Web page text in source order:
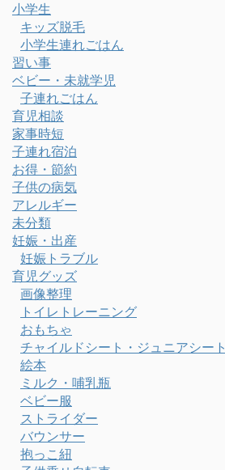
小学生
キッズ脱毛
小学生連れごはん
習い事
ベビー・未就学児
子連れごはん
育児相談
家事時短
子連れ宿泊
お得・節約
子供の病気
アレルギー
未分類
妊娠・出産
妊娠トラブル
育児グッズ
画像整理
トイレトレーニング
おもちゃ
チャイルドシート・ジュニアシート
絵本
ミルク・哺乳瓶
ベビー服
ストライダー
バウンサー
抱っこ紐